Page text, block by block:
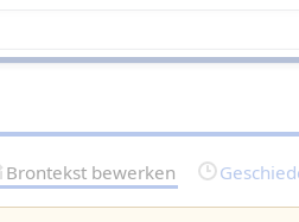
Brontekst bewerken